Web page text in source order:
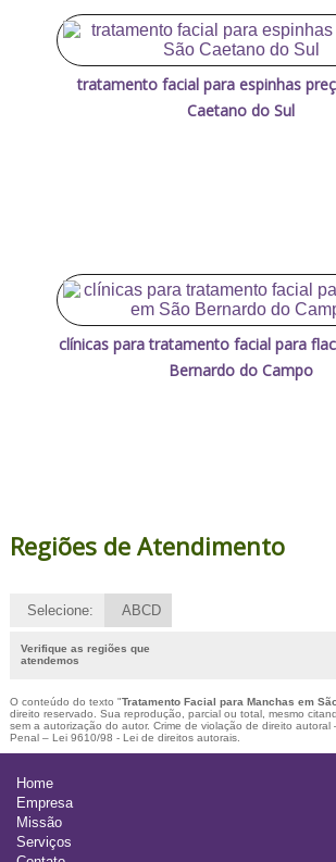
tratamento facial para espinhas
Caetano do Sul
clínicas para tratamento facial para
Bernardo do Campo
Regiões de Atendimento
Selecione: ABCD
Verifique as regiões que
atendemos
O conteúdo do texto "Tratamento Facial para Manchas em
direito reservado. Sua reprodução, parcial ou total, mesmo
sem a autorização do autor. Crime de violação de direito autoral
Penal – Lei 9610/98 - Lei de direitos autorais.
Home
Empresa
Missão
Serviços